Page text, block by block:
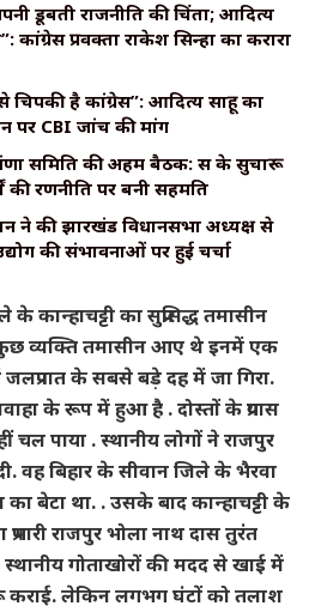
डूबती राजनीति की चिंता; आदित्य
कांग्रेस प्रवक्ता राकेश सिन्हा का करारा
चिपकी है कांग्रेस”: आदित्य साहू का
पर CBI जांच की मांग
समिति की अहम बैठक: सत्र के सुचारू
की रणनीति पर बनी सहमति
ने की झारखंड विधानसभा अध्यक्ष से
की संभावनाओं पर हुई चर्चा
कान्हाचट्टी का सुप्रसिद्ध तमासीन
कुछ व्यक्ति तमासीन आए थे इनमें एक
के सबसे बड़े दह में जा गिरा.
के रूप में हुआ है . दोस्तों के प्रयास
पाया . स्थानीय लोगों ने राजपुर
वह बिहार के सीवान जिले के भैरवा
का बेटा था. . उसके बाद कान्हाचट्टी के
राजपुर भोला नाथ दास तुरंत
गोताखोरों की मदद से खाई में
लेकिन लगभग घंटों को तलाश